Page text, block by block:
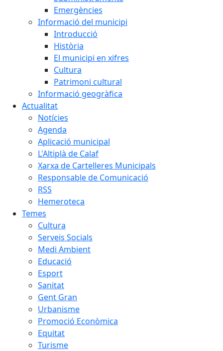
Emergències
Informació del municipi
Introducció
Història
El municipi en xifres
Cultura
Patrimoni cultural
Informació geogràfica
Actualitat
Notícies
Agenda
Aplicació municipal
L'Altiplà de Calaf
Xarxa de Cartelleres Municipals
Responsable de Comunicació
RSS
Hemeroteca
Temes
Cultura
Serveis Socials
Medi Ambient
Educació
Esport
Sanitat
Gent Gran
Urbanisme
Promoció Econòmica
Equitat
Turisme